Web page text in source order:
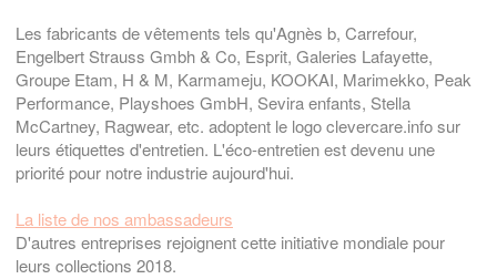
Les fabricants de vêtements tels qu'Agnès b, Carrefour,
Engelbert Strauss Gmbh & Co, Esprit, Galeries Lafayette,
Groupe Etam, H & M, Karmameju, KOOKAI, Marimekko, Peak
Performance, Playshoes GmbH, Sevira enfants, Stella
McCartney, Ragwear, etc. adoptent le logo clevercare.info sur
leurs étiquettes d'entretien. L'éco-entretien est devenu une
priorité pour notre industrie aujourd'hui.
La liste de nos ambassadeurs
D'autres entreprises rejoignent cette initiative mondiale pour
leurs collections 2018.